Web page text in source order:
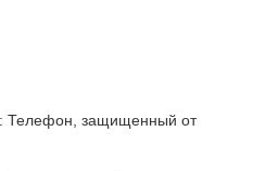
Телефон, защищенный от